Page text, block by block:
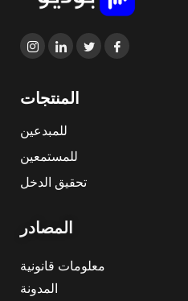
المنتجات
للمبدعين
للمستمعين
تحقيق الدخل
المصادر
معلومات قانونية
المدونة